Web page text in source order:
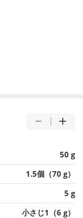
50 g
1.5個（70 g）
5 g
小さじ1（6 g）